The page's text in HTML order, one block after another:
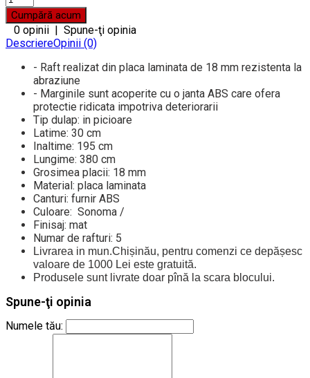
0 opinii | Spune-ţi opinia
DescriereOpinii (0)
- Raft realizat din placa laminata de 18 mm rezistenta la
abraziune
- Marginile sunt acoperite cu o janta ABS care ofera
protectie ridicata impotriva deteriorarii
Tip dulap: in picioare
Latime: 30 cm
Inaltime: 195 cm
Lungime: 380 cm
Grosimea placii: 18 mm
Material: placa laminata
Canturi: furnir ABS
Culoare: Sonoma /
Finisaj: mat
Numar de rafturi: 5
Livrarea in mun.Chișinău, pentru comenzi ce depășesc
valoare de 1000 Lei este gratuită.
Produsele sunt livrate doar pînă la scara blocului.
Spune-ţi opinia
Numele tău: